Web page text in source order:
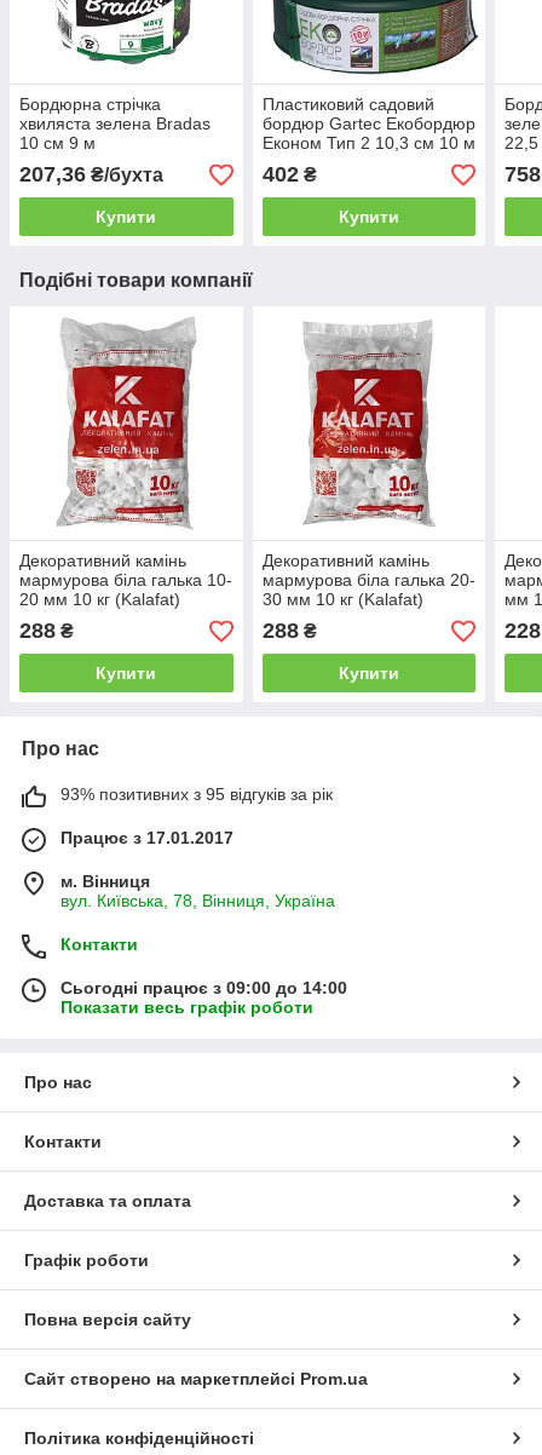
Бордюрна стрічка
хвиляста зелена Bradas
10 см 9 м
207,36 ₴/бухта
Купити
Пластиковий садовий
бордюр Gartec Екобордюр
Економ Тип 2 10,3 см 10 м
зелений
402₴
Купити
Подібні товари компанії
Декоративний камінь
мармурова біла галька 10-
20 мм 10 кг (Kalafat)
288 ₴
Купити
Декоративний камінь
мармурова біла галька 20-
30 мм 10 кг (Kalafat)
288₴
Купити
мм
228
Про нас
93% позитивних з 95 відгуків за рік
Працює з 17.01.2017
м. Вінниця
вул. Київська, 78, Вінниця, Україна
Контакти
Сьогодні працює з 09:00 до 14:00
Показати весь графік роботи
Про нас
Контакти
Доставка та оплата
Графік роботи
Повна версія сайту
Сайт створено на маркетплейсі Prom.ua
Політика конфіденційності